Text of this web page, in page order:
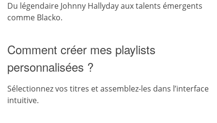
Du légendaire Johnny Hallyday aux talents émergents
comme Blacko.
Comment créer mes playlists
personnalisées ?
Sélectionnez vos titres et assemblez-les dans l’interface
intuitive.